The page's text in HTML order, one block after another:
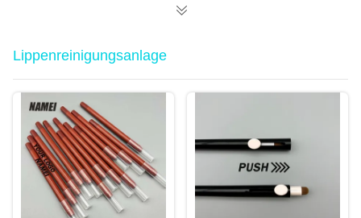
Lippenreinigungsanlage